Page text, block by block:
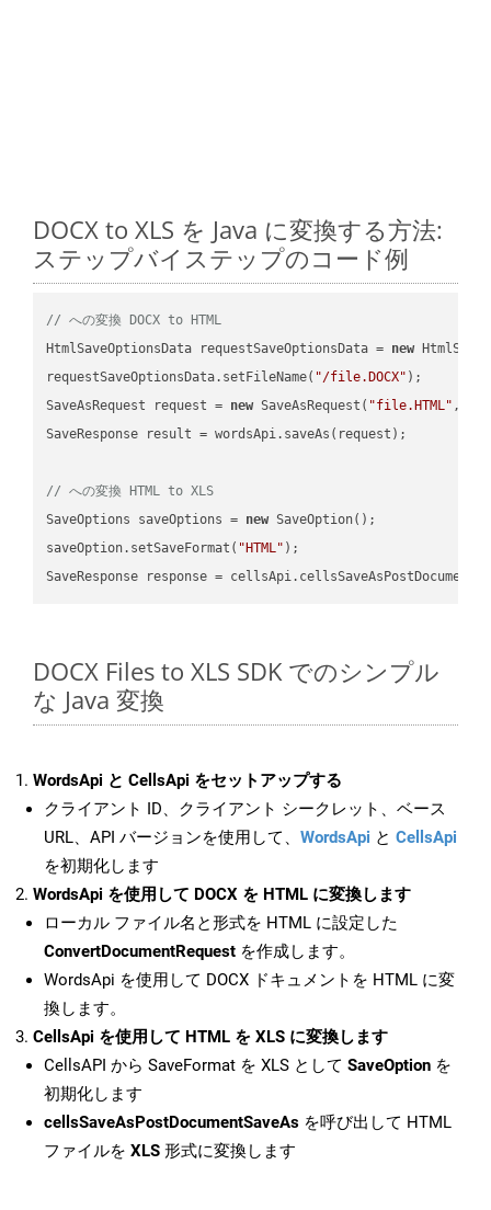
DOCX to XLS を Java に変換する方法:
ステップバイステップのコード例
// への変換 DOCX to HTML
HtmlSaveOptionsData requestSaveOptionsData = new
requestSaveOptionsData.setFileName( "/file.DOCX" );
SaveAsRequest request = new SaveAsRequest( "file.HTML"
SaveResponse result = wordsApi.saveAs(request);
// への変換 HTML to XLS
SaveOptions saveOptions = new SaveOption();
saveOption.setSaveFormat( "HTML" );
SaveResponse response =
DOCX Files to XLS SDK でのシンプル
な Java 変換
WordsApi と CellsApi をセットアップする
クライアント ID、クライアント シークレット、ベース
URL、API バージョンを使用して、 WordsApi と CellsApi
を初期化します
WordsApi を使用して DOCX を HTML に変換します
ローカル ファイル名と形式を HTML に設定した
ConvertDocumentRequest を作成します。
WordsApi を使用して DOCX ドキュメントを HTML に変
換します。
CellsApi を使用して HTML を XLS に変換します
CellsAPI から SaveFormat を XLS として SaveOption を
初期化します
cellsSaveAsPostDocumentSaveAs を呼び出して HTML
ファイルを XLS 形式に変換します